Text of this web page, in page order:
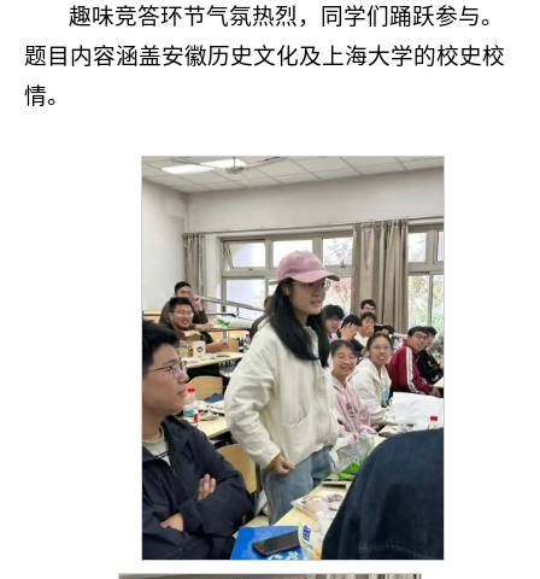
趣味竞答环节气氛热烈，同学们踊跃参与。
题目内容涵盖安徽历史文化及上海大学的校史校
情。